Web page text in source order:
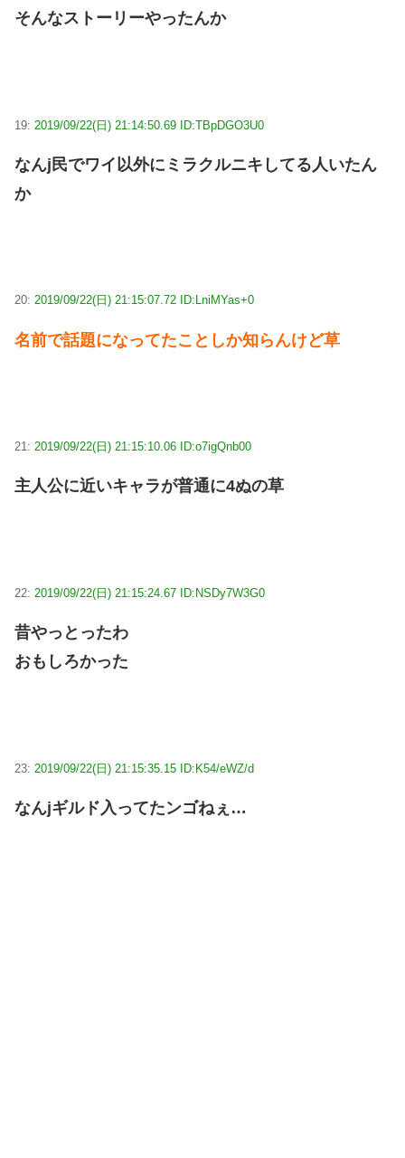
そんなストーリーやったんか
19: 2019/09/22(日) 21:14:50.69 ID:TBpDGO3U0
なんj民でワイ以外にミラクルニキしてる人いたん
か
20: 2019/09/22(日) 21:15:07.72 ID:LniMYas+0
名前で話題になってたことしか知らんけど草
21: 2019/09/22(日) 21:15:10.06 ID:o7igQnb00
主人公に近いキャラが普通に4ぬの草
22: 2019/09/22(日) 21:15:24.67 ID:NSDy7W3G0
昔やっとったわ
おもしろかった
23: 2019/09/22(日) 21:15:35.15 ID:K54/eWZ/d
なんjギルド入ってたンゴねぇ…